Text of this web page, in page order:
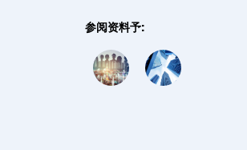
参阅资料予: